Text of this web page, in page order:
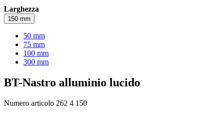
Larghezza
150 mm
50 mm
75 mm
100 mm
300 mm
BT-Nastro alluminio lucido
Numero articolo 262 4 150